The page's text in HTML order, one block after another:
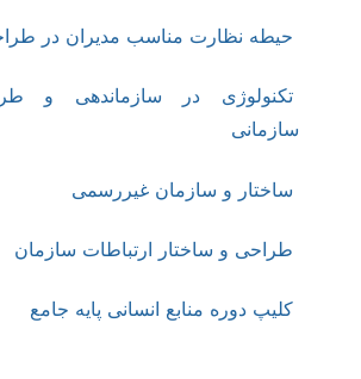
حیطه نظارت مناسب مدیران در
تکنولوژی در سازماندهی و
سازمانی
ساختار و سازمان غیررسمی
طراحی و ساختار ارتباطات سازمان
کلیپ دوره منابع انسانی پایه جامع